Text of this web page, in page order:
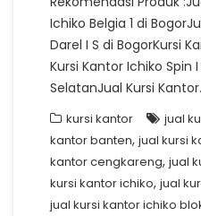
Ichiko Belgia 1 di
Darel I S di BogorKursi
Kursi Kantor Ichiko Spin
SelatanJual Kursi
kursi kantor jual
kantor banten, jual kursi
kantor cengkareng, jual
kursi kantor ichiko, jual
jual kursi kantor ichiko